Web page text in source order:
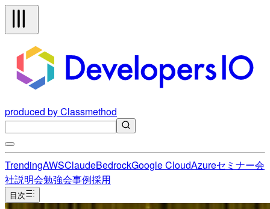
produced by Classmethod
TrendingAWSClaudeBedrockGoogle CloudAzureセミナー会
社説明会勉強会事例採用
目次